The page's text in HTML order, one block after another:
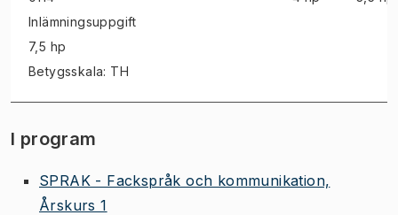
Inlämningsuppgift
7,5 hp
Betygsskala: TH
I program
SPRAK - Fackspråk och kommunikation,
Årskurs 1